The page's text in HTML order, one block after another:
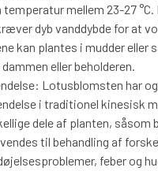
temperatur mellem 23-27
dyb vanddybde for at
kan plantes i mudder eller
eller beholderen.
Lotusblomsten har
i traditionel kinesisk
dele af planten, såsom
til behandling af
feber og